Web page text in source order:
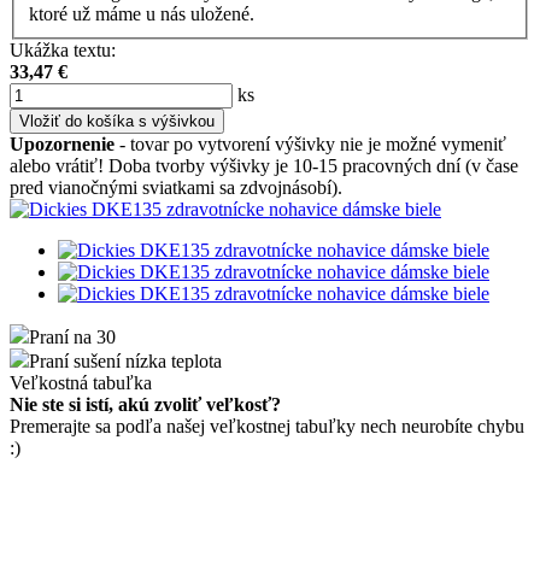
ktoré už máme u nás uložené.
Ukážka textu:
33,47 €
ks
Vložiť do košíka s výšivkou
Upozornenie - tovar po vytvorení výšivky nie je možné vymeniť
alebo vrátiť! Doba tvorby výšivky je 10-15 pracovných dní (v čase
pred vianočnými sviatkami sa zdvojnásobí).
Praní na 30
Praní sušení nízka teplota
Veľkostná tabuľka
Nie ste si istí, akú zvoliť veľkosť?
Premerajte sa podľa našej veľkostnej tabuľky nech neurobíte chybu
:)